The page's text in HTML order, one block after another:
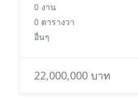
0 งาน
0 ตารางวา
อื่นๆ
22,000,000 บาท